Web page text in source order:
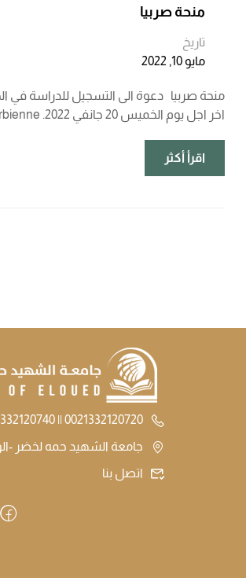
منحة صربيا
تاريخ
مايو 10, 2022
منحة صربيا دعوة الى التسجيل للدراسة في
اخر اجل يوم الخميس 20 جانفي 2022. Offre de bourse Serbienne
اقرأ أكثر
0021332120720 || 0021332120740
جامعة الشهيد حمه لخضر -الوادي- ص.ب:
اتصل بنا